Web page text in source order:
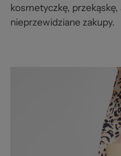
kosmetyczkę,
nieprzewidziane zakupy.